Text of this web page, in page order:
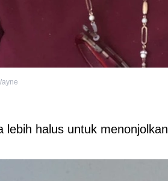
lebih halus untuk menonjolkan